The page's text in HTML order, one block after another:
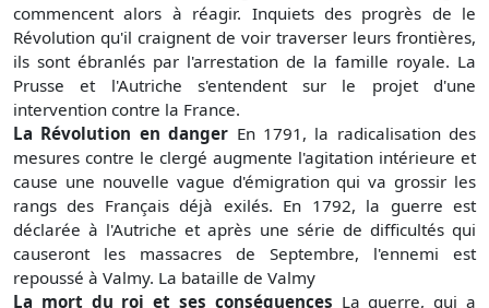
commencent alors à réagir. Inquiets des progrès de le
Révolution qu'il craignent de voir traverser leurs frontières,
ils sont ébranlés par l'arrestation de la famille royale. La
Prusse et l'Autriche s'entendent sur le projet d'une
intervention contre la France.
La Révolution en danger En 1791, la radicalisation des
mesures contre le clergé augmente l'agitation intérieure et
cause une nouvelle vague d'émigration qui va grossir les
rangs des Français déjà exilés. En 1792, la guerre est
déclarée à l'Autriche et après une série de difficultés qui
causeront les massacres de Septembre, l'ennemi est
repoussé à Valmy. La bataille de Valmy
La mort du roi et ses conséquences La guerre, qui a